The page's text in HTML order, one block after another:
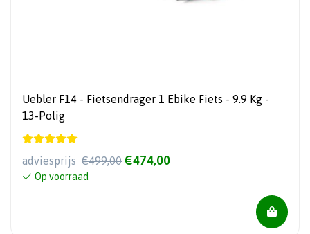
Uebler F14 - Fietsendrager 1 Ebike Fiets - 9.9 Kg -
13-Polig
adviesprijs €499,00 €474,00
Op voorraad